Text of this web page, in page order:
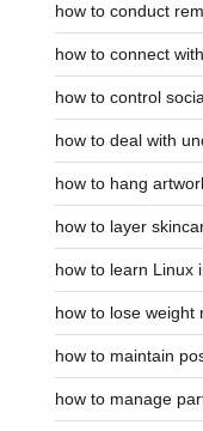
how to conduct
how to connect
how to control
how to deal with
how to hang
how to layer
how to learn Linux
how to lose weight
how to maintain
how to manage